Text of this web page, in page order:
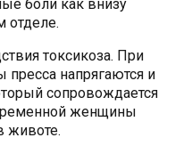
боли как внизу
отделе.
токсикоза. При
напрягаются и
сопровождается
женщины
животе.